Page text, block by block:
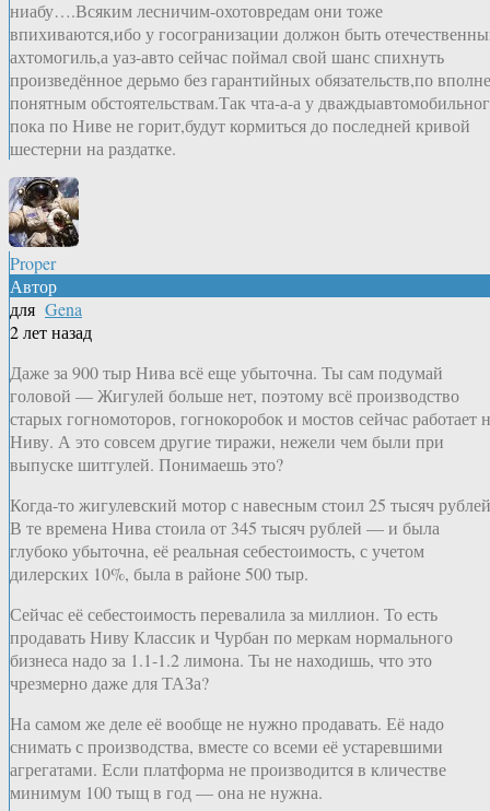
ниабу….Всяким лесничим-охотовредам они тоже
впихиваются,ибо у госогранизации должон быть
ахтомогиль,а уаз-авто сейчас поймал свой шанс спихнуть
произведённое дерьмо без гарантийных обязательств,по вполне
понятным обстоятельствам.Так чта-а-а у
пока по Ниве не горит,будут кормиться до последней кривой
шестерни на раздатке.
Proper
Автор
для Gena
2 лет назад
Даже за 900 тыр Нива всё еще убыточна. Ты сам подумай
головой — Жигулей больше нет, поэтому всё производство
старых гогномоторов, гогнокоробок и мостов сейчас работает
Ниву. А это совсем другие тиражи, нежели чем были при
выпуске шитгулей. Понимаешь это?
Когда-то жигулевский мотор с навесным стоил 25 тысяч
В те времена Нива стоила от 345 тысяч рублей — и была
глубоко убыточна, её реальная себестоимость, с учетом
дилерских 10%, была в районе 500 тыр.
Сейчас её себестоимость перевалила за миллион. То есть
продавать Ниву Классик и Чурбан по меркам нормального
бизнеса надо за 1.1-1.2 лимона. Ты не находишь, что это
чрезмерно даже для ТАЗа?
На самом же деле её вообще не нужно продавать. Её надо
снимать с производства, вместе со всеми её устаревшими
агрегатами. Если платформа не производится в кличестве
минимум 100 тыщ в год — она не нужна.